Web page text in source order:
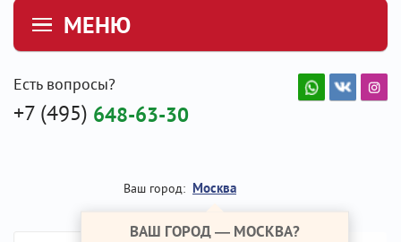
МЕНЮ
Есть вопросы?
+7 (495) 648-63-30
Ваш город: Москва
ВАШ ГОРОД — МОСКВА?